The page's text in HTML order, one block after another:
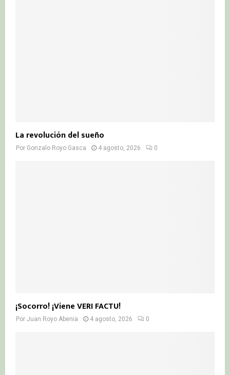
La revolución del sueño
Por Gonzalo Royo Gasca 4 agosto, 2026 0
¡Socorro! ¡Viene VERI FACTU!
Por Juan Royo Abenia 4 agosto, 2026 0